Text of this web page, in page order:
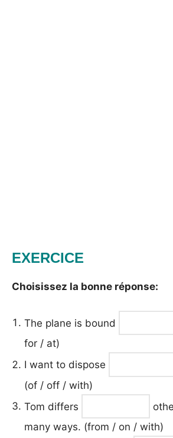
EXERCICE
Choisissez la bonne réponse:
The plane is bound
for / at)
I want to dispose
(of / off / with)
Tom differs
many ways. (from / on / with)